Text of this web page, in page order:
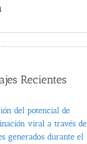
Recientes
del potencial de
viral a través de
generados durante el